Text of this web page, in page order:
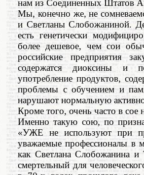
нам из Соединенных Штатов
Мы, конечно же, не
и Светланы Слобожаниной.
есть генетически
более дешевое, чем сои
российские предприятия
содержатся диоксины и
употребление продуктов,
проблемы с обучением и
нарушают нормальную
Кроме того, очень часто в сое
Именно такую сою, по
«УЖЕ не используют при
уважаемые профессионалы в
как Светлана Слобожанина и
смертельный для